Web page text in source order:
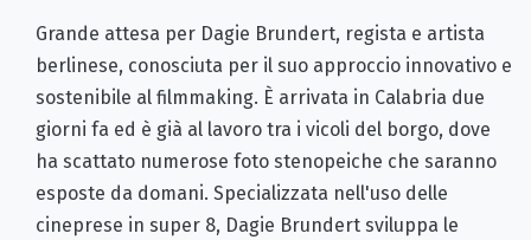
Grande attesa per Dagie Brundert, regista e artista
berlinese, conosciuta per il suo approccio innovativo e
sostenibile al filmmaking. È arrivata in Calabria due
giorni fa ed è già al lavoro tra i vicoli del borgo, dove
ha scattato numerose foto stenopeiche che saranno
esposte da domani. Specializzata nell'uso delle
cineprese in super 8, Dagie Brundert sviluppa le